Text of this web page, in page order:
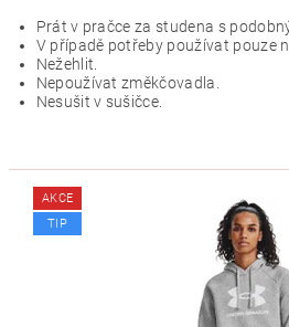
Prát v pračce za studena s
V případě potřeby používat pouze
Nežehlit.
Nepoužívat změkčovadla.
Nesušit v sušičce.
AKCE
TIP